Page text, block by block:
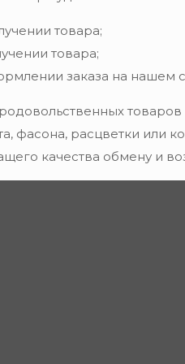
товара;
товара;
заказа на нашем
фасона, расцветки или
качества обмену и